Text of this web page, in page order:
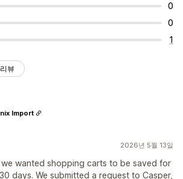
0
0
1
뷰
2026년 5월 13일
we wanted shopping carts to be saved for
days. We submitted a request to Casper,
Import